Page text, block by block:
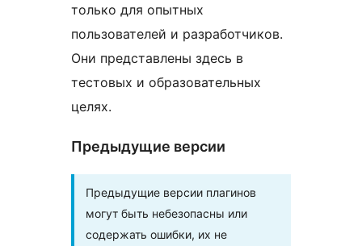
только для опытных
пользователей и разработчиков.
Они представлены здесь в
тестовых и образовательных
целях.
Предыдущие версии
Предыдущие версии плагинов
могут быть небезопасны или
содержать ошибки, их не